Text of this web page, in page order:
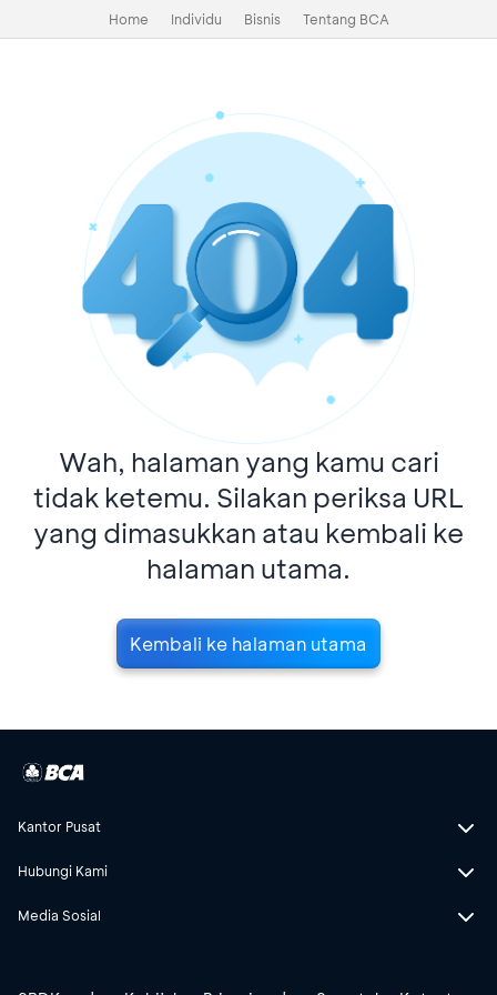
Home Individu Bisnis Tentang BCA
Wah, halaman yang kamu cari
tidak ketemu. Silakan periksa URL
yang dimasukkan atau kembali ke
halaman utama.
Kembali ke halaman utama
Kantor Pusat
Hubungi Kami
Media Sosial